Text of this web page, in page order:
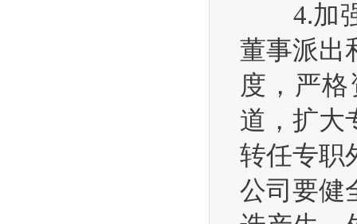
4.加强
董事派出
度，严
道，扩大
转任专职
公司要健